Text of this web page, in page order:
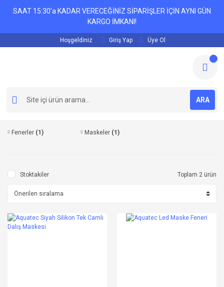
SAAT 15:30'a KADAR VERECEĞİNİZ SİPARİŞLER İÇİN AYNI GÜN
KARGO İMKANI!
Hoşgeldiniz Giriş Yap Üye Ol
ARA
Fenerler (1) Maskeler (1)
Stoktakiler Toplam 2 ürün